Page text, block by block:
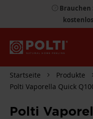
Brauchen
Startseite Produkte
Polti Vaporella Quick
Polti